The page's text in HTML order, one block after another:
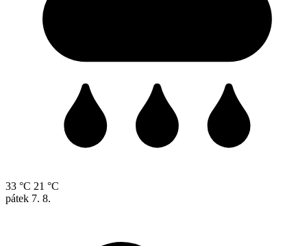
33 °C 21 °C
pátek 7. 8.